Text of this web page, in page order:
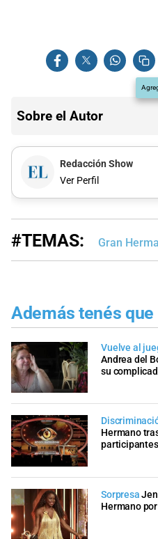
Sobre el Autor
Redacción Show
Ver Perfil
#TEMAS: Gran
Además tenés
Vuelve al
Andrea del
su
Hermano
participantes
Sorpresa
Hermano